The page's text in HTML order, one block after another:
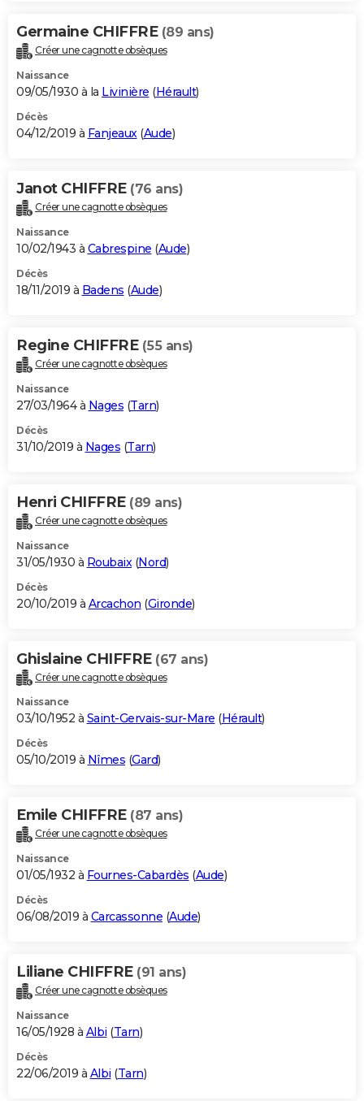
Germaine CHIFFRE (89 ans)
Créer une cagnotte obsèques
Naissance
09/05/1930 à la Livinière (Hérault)
Décès
04/12/2019 à Fanjeaux(Aude)
Janot CHIFFRE (76 ans)
Créer une cagnotte obsèques
Naissance
10/02/1943 à Cabrespine (Aude)
Décès
18/11/2019 à Badens (Aude)
Regine CHIFFRE (55 ans)
Créer une cagnotte obsèques
Naissance
27/03/1964 à Nages (Tarn)
Décès
31/10/2019 à Nages (Tarn)
Henri CHIFFRE (89 ans)
Créer une cagnotte obsèques
Naissance
31/05/1930 à Roubaix (Nord)
Décès
20/10/2019 à Arcachon (Gironde)
Ghislaine CHIFFRE (67 ans)
Créer une cagnotte obsèques
Naissance
03/10/1952 à Saint-Gervais-sur-Mare (Hérault)
Décès
05/10/2019 à Nîmes (Gard)
Emile CHIFFRE (87 ans)
Créer une cagnotte obsèques
Naissance
01/05/1932 à Fournes-Cabardès (Aude)
Décès
06/08/2019 à Carcassonne (Aude)
Liliane CHIFFRE (91 ans)
Créer une cagnotte obsèques
Naissance
16/05/1928 à Albi (Tarn)
Décès
22/06/2019 à Albi (Tarn)